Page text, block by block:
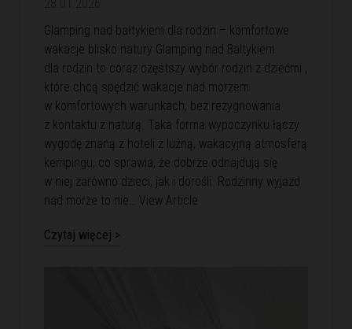
Glamping nad bałtykiem dla rodzin – komfortowe
wakacje blisko natury Glamping nad Baltykiem
dla rodzin to coraz częstszy wybór rodzin z dziećmi ,
które chcą spędzić wakacje nad morzem
w komfortowych warunkach, bez rezygnowania
z kontaktu z naturą. Taka forma wypoczynku łączy
wygodę znaną z hoteli z luźną, wakacyjną atmosferą
kempingu, co sprawia, że dobrze odnajdują się
w niej zarówno dzieci, jak i dorośli. Rodzinny wyjazd
nad morze to nie… View Article
Czytaj więcej >